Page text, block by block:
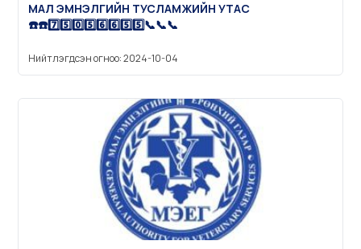
МАЛ ЭМНЭЛГИЙН ТУСЛАМЖИЙН УТАС
☎️☎️7️⃣5️⃣0️⃣5️⃣6️⃣6️⃣5️⃣5️⃣📞📞📞
Нийтлэгдсэн огноо: 2024-10-04